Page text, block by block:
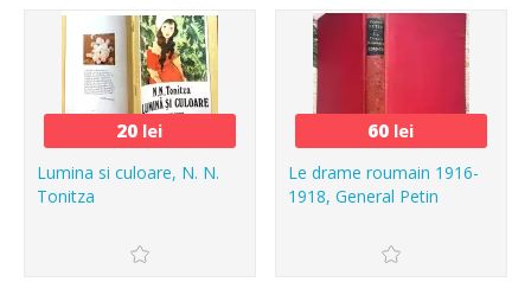
20 lei
Lumina si culoare, N. N.
Tonitza
60 lei
Le drame roumain 1916-
1918, General Petin